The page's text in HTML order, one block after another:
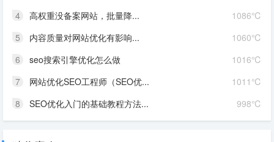
1086℃
4
高权重没备案网站，批量降...
1060℃
5
内容质量对网站优化有影响...
1016℃
6
seo搜索引擎优化怎么做
1011℃
7
网站优化SEO工程师（SEO优...
998℃
8 SEO优化入门的基础教程方法...